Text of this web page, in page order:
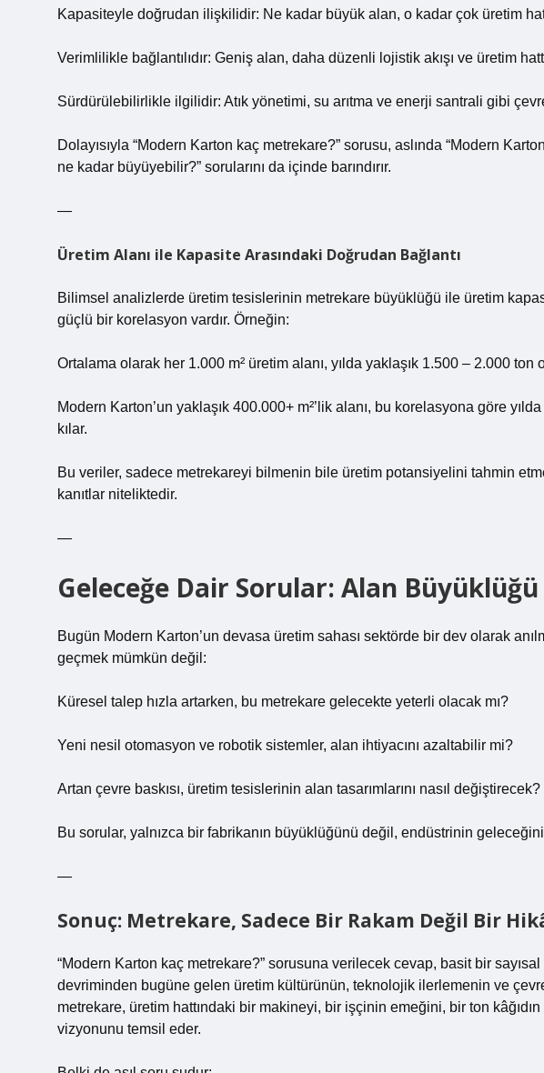
Kapasiteyle doğrudan ilişkilidir: Ne kadar büyük alan, o kadar çok üretim
Verimlilikle bağlantılıdır: Geniş alan, daha düzenli lojistik akışı ve üretim
Sürdürülebilirlikle ilgilidir: Atık yönetimi, su arıtma ve enerji santrali gibi
Dolayısıyla “Modern Karton kaç metrekare?” sorusu, aslında “Modern
ne kadar büyüyebilir?” sorularını da içinde barındırır.
—
Üretim Alanı ile Kapasite Arasındaki Doğrudan Bağlantı
Bilimsel analizlerde üretim tesislerinin metrekare büyüklüğü ile üretim
güçlü bir korelasyon vardır. Örneğin:
Ortalama olarak her 1.000 m² üretim alanı, yılda yaklaşık 1.500 – 2.000
Modern Karton’un yaklaşık 400.000+ m²’lik alanı, bu korelasyona göre
kılar.
Bu veriler, sadece metrekareyi bilmenin bile üretim potansiyelini tahmin
kanıtlar niteliktedir.
—
Geleceğe Dair Sorular: Alan
Bugün Modern Karton’un devasa üretim sahası sektörde bir dev olarak
geçmek mümkün değil:
Küresel talep hızla artarken, bu metrekare gelecekte yeterli olacak mı?
Yeni nesil otomasyon ve robotik sistemler, alan ihtiyacını azaltabilir mi?
Artan çevre baskısı, üretim tesislerinin alan tasarımlarını nasıl değiştirecek?
Bu sorular, yalnızca bir fabrikanın büyüklüğünü değil, endüstrinin
—
Sonuç: Metrekare, Sadece Bir Rakam Değil Bir
“Modern Karton kaç metrekare?” sorusuna verilecek cevap, basit bir
devriminden bugüne gelen üretim kültürünün, teknolojik ilerlemenin ve
metrekare, üretim hattındaki bir makineyi, bir işçinin emeğini, bir ton
vizyonunu temsil eder.